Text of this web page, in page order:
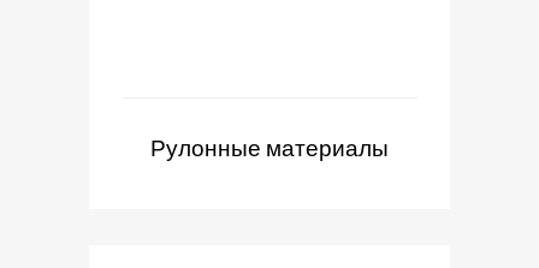
Рулонные материалы